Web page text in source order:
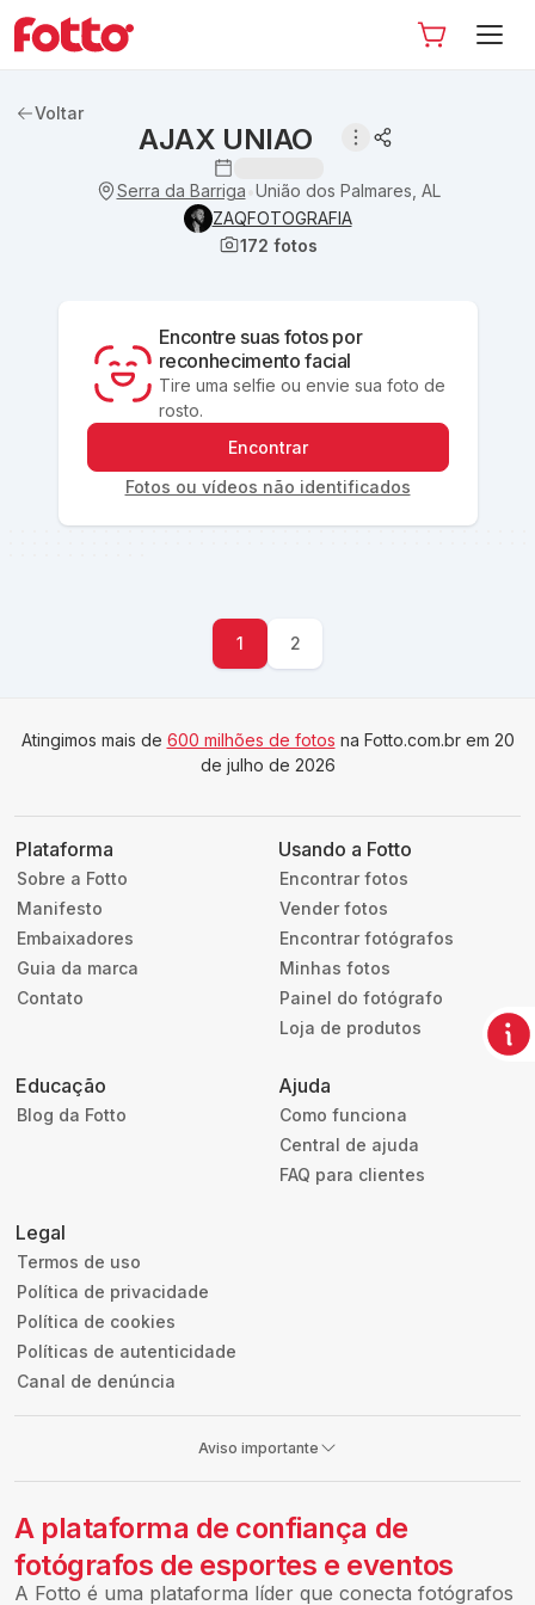
Voltar
AJAX UNIAO
Serra da Barriga União dos Palmares, AL
ZAQFOTOGRAFIA
172 fotos
Encontre suas fotos por
reconhecimento facial
Tire uma selfie ou envie sua foto de
rosto.
Encontrar
Fotos ou vídeos não identificados
1 2
Atingimos mais de 600 milhões de fotos na Fotto.com.br em 20
de julho de 2026
Plataforma
Sobre a Fotto
Manifesto
Embaixadores
Guia da marca
Contato
Usando a Fotto
Encontrar fotos
Vender fotos
Encontrar fotógrafos
Minhas fotos
Painel do fotógrafo
Loja de produtos
Educação
Blog da Fotto
Ajuda
Como funciona
Central de ajuda
FAQ para clientes
Legal
Termos de uso
Política de privacidade
Política de cookies
Políticas de autenticidade
Canal de denúncia
Aviso importante
A plataforma de confiança de
fotógrafos de esportes e eventos
A Fotto é uma plataforma líder que conecta fotógrafos